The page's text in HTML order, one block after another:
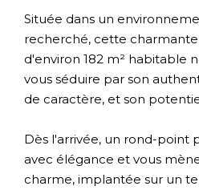
Située dans un
recherché, cette
d'environ 182 m² habitable
vous séduire par son
de caractère, et son
Dès l'arrivée, un rond-point
avec élégance et vous
charme, implantée sur un